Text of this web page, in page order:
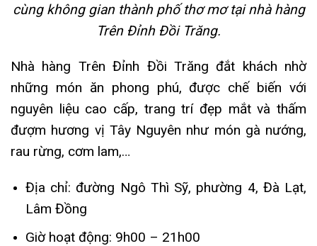
cùng không gian thành phố thơ mơ tại nhà hàng
Trên Đỉnh Đồi Trăng.
Nhà hàng Trên Đỉnh Đồi Trăng đắt khách nhờ
những món ăn phong phú, được chế biến với
nguyên liệu cao cấp, trang trí đẹp mắt và thấm
đượm hương vị Tây Nguyên như món gà nướng,
rau rừng, cơm lam,…
Địa chỉ: đường Ngô Thì Sỹ, phường 4, Đà Lạt,
Lâm Đồng
Giờ hoạt động: 9h00 – 21h00